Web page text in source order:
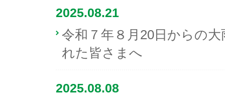
2025.08.21
令和７年８月20日からの
れた皆さまへ
2025.08.08